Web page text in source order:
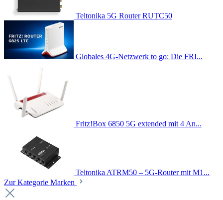
Teltonika 5G Router RUTC50
Globales 4G-Netzwerk to go: Die FRI...
Fritz!Box 6850 5G extended mit 4 An...
Teltonika ATRM50 – 5G-Router mit M1...
Zur Kategorie Marken